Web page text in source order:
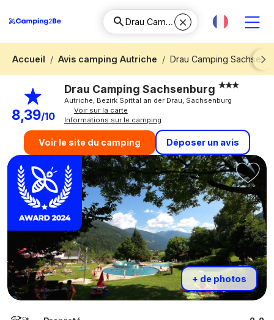
Accueil Avis camping Autriche
Drau Camping
Next
8,39/10
Drau Camping Sachsenburg
Autriche, Bezirk Spittal an der Drau, Sachsenburg
Voir sur la carte
Informations sur le camping
Voir le site du camping Déposer un avis
+ de photos